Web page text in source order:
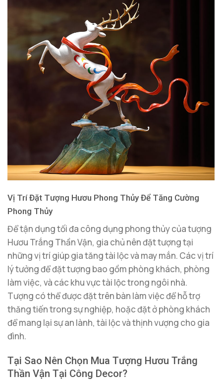
Vị Trí Đặt Tượng Hươu Phong Thủy Để Tăng Cường
Phong Thủy
Để tận dụng tối đa công dụng phong thủy của tượng
Hươu Trắng Thần Vận, gia chủ nên đặt tượng tại
những vị trí giúp gia tăng tài lộc và may mắn. Các vị trí
lý tưởng để đặt tượng bao gồm phòng khách, phòng
làm việc, và các khu vực tài lộc trong ngôi nhà.
Tượng có thể được đặt trên bàn làm việc để hỗ trợ
thăng tiến trong sự nghiệp, hoặc đặt ở phòng khách
để mang lại sự an lành, tài lộc và thịnh vượng cho gia
đình.
Tại Sao Nên Chọn Mua Tượng Hươu Trắng
Thần Vận Tại Công Decor?